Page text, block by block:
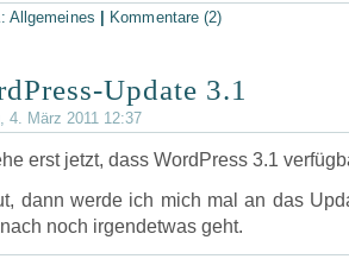
Allgemeines Kommentare (2)
Update 3.1
4. März 2011 12:37
erst jetzt, dass WordPress 3.1
dann werde ich mich mal an das
noch irgendetwas geht.